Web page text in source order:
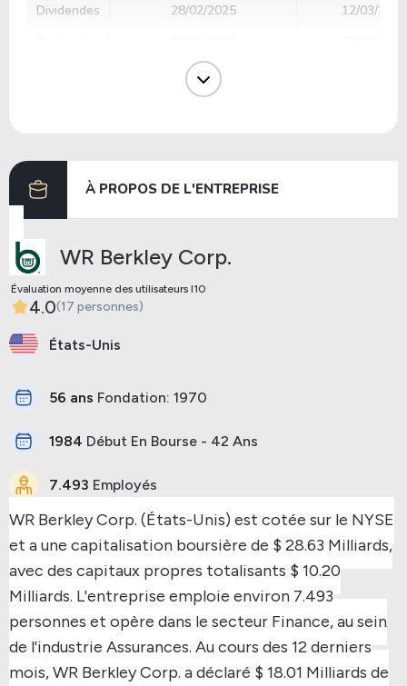
Dividendes
28/02/2025
12/03/2025
20/09/2024
À PROPOS DE L'ENTREPRISE
WR Berkley Corp.
Évaluation moyenne des utilisateurs I10
4.0(17 personnes)
États-Unis
56 ans Fondation: 1970
1984 Début En Bourse - 42 Ans
7.493 Employés
WR Berkley Corp. (États-Unis) est cotée sur le NYSE
et a une capitalisation boursière de $ 28.63 Milliards,
avec des capitaux propres totalisants $ 10.20
Milliards. L'entreprise emploie environ 7.493
personnes et opère dans le secteur Finance, au sein
de l'industrie Assurances. Au cours des 12 derniers
mois, WR Berkley Corp. a déclaré $ 18.01 Milliards de